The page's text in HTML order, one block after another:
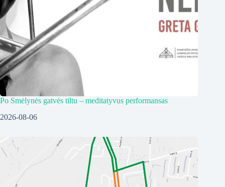
Po Smėlynės gatvės tiltu – meditatyvus performansas
2026-08-06